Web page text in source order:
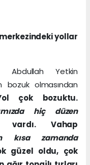
yollar
Abdullah Yetkin
bozuk olmasından
çok bozuktu.
hiç düzen
Vahap
kısa zamanda
güzel oldu, çok